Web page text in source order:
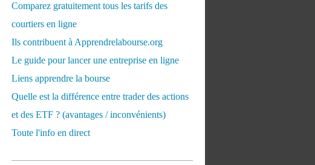
Comparez gratuitement tous les tarifs des
courtiers en ligne
Ils contribuent à Apprendrelabourse.org
Le guide pour lancer une entreprise en ligne
Liens apprendre la bourse
Quelle est la différence entre trader des actions
et des ETF ? (avantages / inconvénients)
Toute l'info en direct